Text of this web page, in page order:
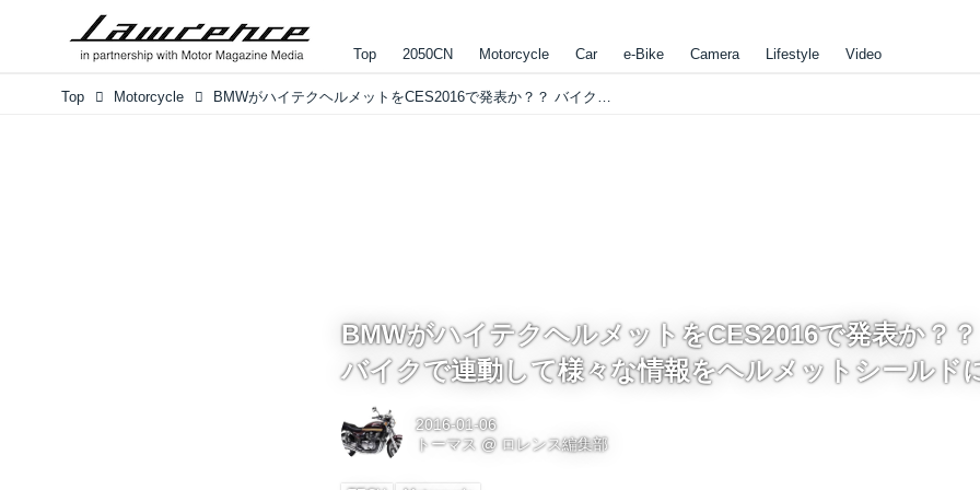
Top 2050CN Motorcycle Car e-Bike Camera Lifestyle Video
Top Motorcycle BMWがハイテクヘルメットをCES2016で発表か？？ バイクで連動して様々な情報をヘルメットシールドに映像化
BMWがハイテクヘルメットをCES2016で発表か？？
バイクで連動して様々な情報をヘルメットシールド
2016-01-06
トーマス @ ロレンス編集部